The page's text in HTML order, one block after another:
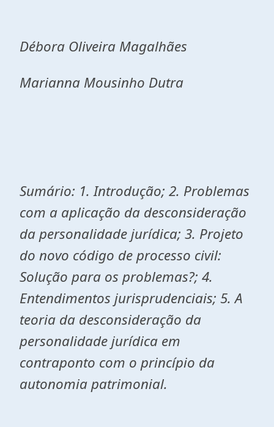
Débora Oliveira Magalhães
Marianna Mousinho Dutra
Sumário: 1. Introdução; 2. Problemas
com a aplicação da desconsideração
da personalidade jurídica; 3. Projeto
do novo código de processo civil:
Solução para os problemas?; 4.
Entendimentos jurisprudenciais; 5. A
teoria da desconsideração da
personalidade jurídica em
contraponto com o princípio da
autonomia patrimonial.